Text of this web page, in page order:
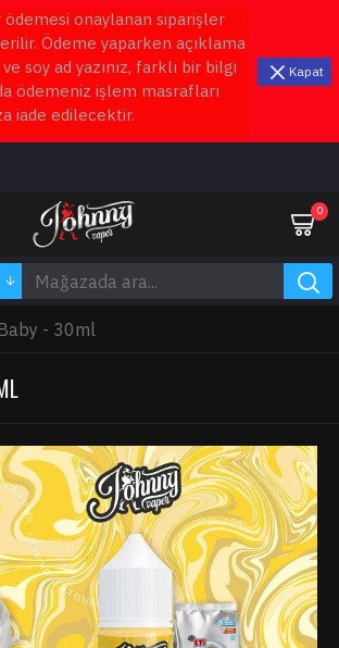
onaylanan siparişler
Ödeme yaparken açıklama
soy ad yazınız, farklı bir bilgi
ödemeniz işlem masrafları
iade edilecektir.
Kapat
0
- 30ml